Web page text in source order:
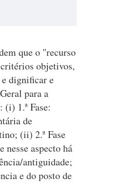
que o "recurso
objetivos,
e dignificar e
para a
1.ª Fase:
de
(ii) 2.ª Fase
nesse aspecto há
antiguidade;
e do posto de